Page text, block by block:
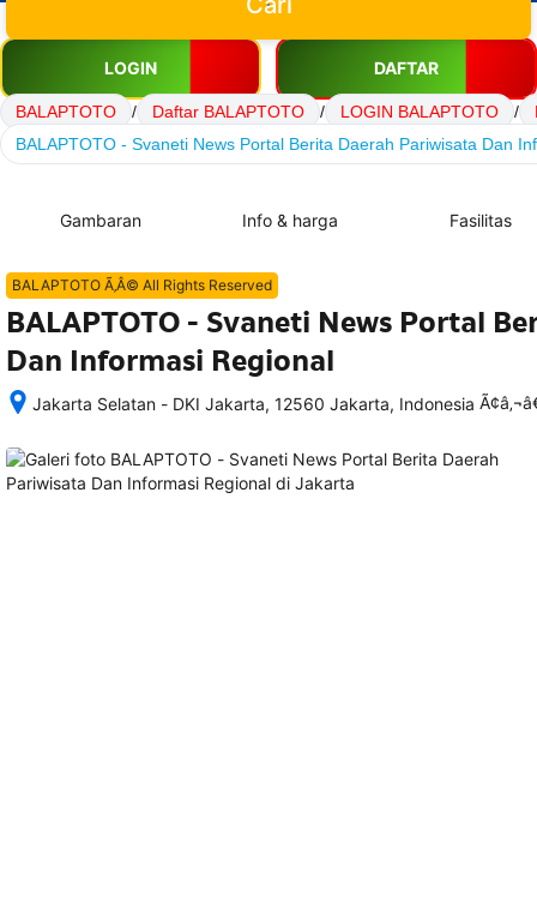
LOGIN DAFTAR
BALAPTOTO / Daftar BALAPTOTO / LOGIN BALAPTOTO /
BALAPTOTO - Svaneti News Portal Berita Daerah Pariwisata Dan
Gambaran Info & harga Fasilitas
BALAPTOTO Ã‚Â© All Rights Reserved
BALAPTOTO - Svaneti News Portal
Dan Informasi Regional
Jakarta Selatan - DKI Jakarta, 12560 Jakarta, Indonesia
memesan,
semua